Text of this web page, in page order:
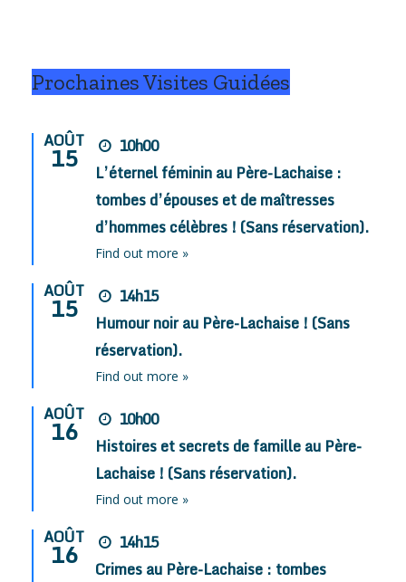
Prochaines Visites Guidées
AOÛT
15
10h00
L’éternel féminin au Père-Lachaise :
tombes d’épouses et de maîtresses
d’hommes célèbres ! (Sans réservation).
Find out more »
AOÛT
15
14h15
Humour noir au Père-Lachaise ! (Sans
réservation).
Find out more »
AOÛT
16
10h00
Histoires et secrets de famille au Père-
Lachaise ! (Sans réservation).
Find out more »
AOÛT
16
14h15
Crimes au Père-Lachaise : tombes